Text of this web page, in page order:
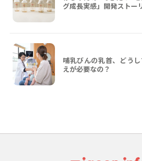
グ成長実感」開発ストー
哺乳びんの乳首、どう
えが必要なの？